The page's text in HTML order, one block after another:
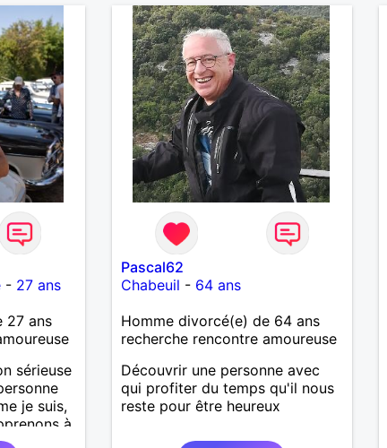
- 27 ans
27 ans
sérieuse
je suis,
à
Pascal62
Chabeuil - 64 ans
Homme divorcé(e) de 64 ans
recherche rencontre amoureuse
Découvrir une personne avec
qui profiter du temps qu'il nous
reste pour être heureux